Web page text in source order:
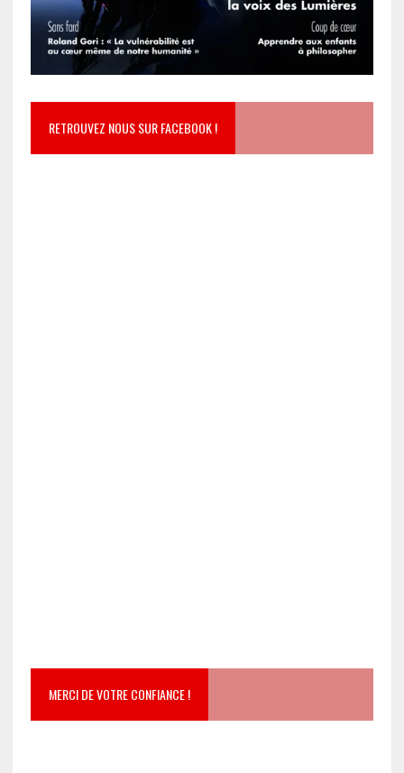
RETROUVEZ NOUS SUR FACEBOOK !
MERCI DE VOTRE CONFIANCE !